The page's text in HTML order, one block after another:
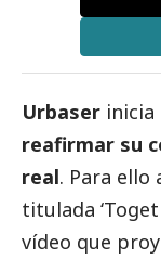
Urbaser inicia
reafirmar su
real. Para ello
titulada
vídeo que